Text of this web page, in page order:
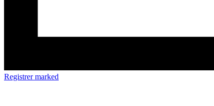
Registrer marked